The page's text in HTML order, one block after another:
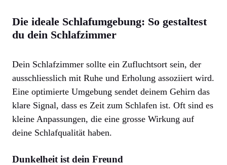
Die ideale Schlafumgebung: So gestaltest
du dein Schlafzimmer
Dein Schlafzimmer sollte ein Zufluchtsort sein, der
ausschliesslich mit Ruhe und Erholung assoziiert wird.
Eine optimierte Umgebung sendet deinem Gehirn das
klare Signal, dass es Zeit zum Schlafen ist. Oft sind es
kleine Anpassungen, die eine grosse Wirkung auf
deine Schlafqualität haben.
Dunkelheit ist dein Freund